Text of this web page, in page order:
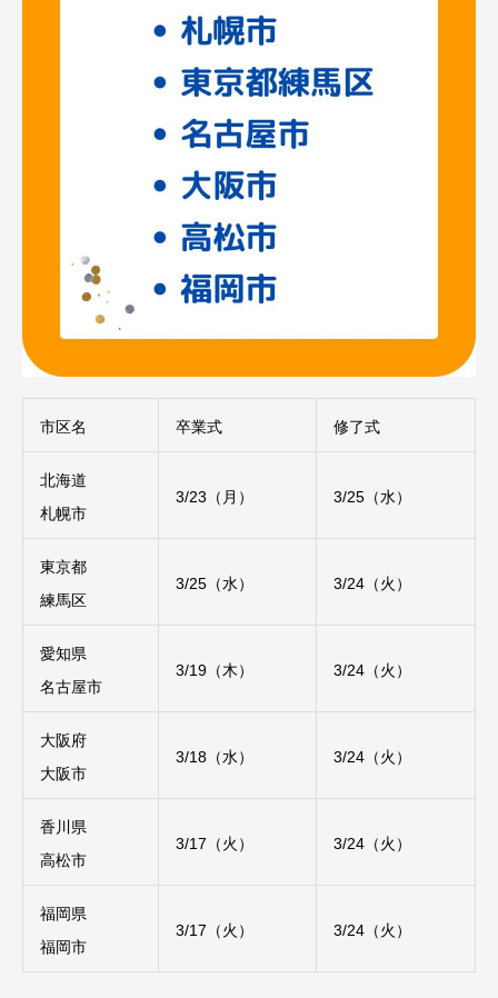
市区名 卒業式 修了式
北海道
札幌市
3/23（月） 3/25（水）
東京都
練馬区
3/25（水） 3/24（火）
愛知県
名古屋市
3/19（木） 3/24（火）
大阪府
大阪市
3/18（水） 3/24（火）
香川県
高松市
3/17（火） 3/24（火）
福岡県
福岡市
3/17（火） 3/24（火）